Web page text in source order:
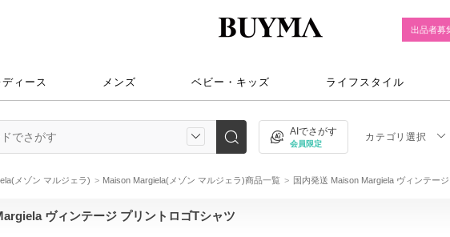
出品者募
ディース メンズ ベビー・キッズ ライフスタイル
AIでさがす
会員限定
カテゴリ選択
メゾン マルジェラ) Maison Margiela(メゾン マルジェラ)商品一覧 国内発送 Maison Margiela ヴィンテー
ヴィンテージ プリントロゴTシャツ